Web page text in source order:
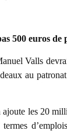
500 euros de
Valls
au
les 20